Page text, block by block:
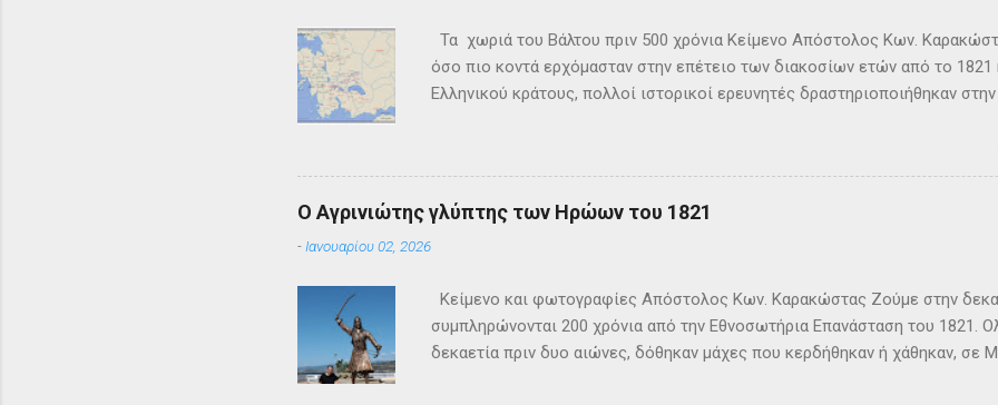
Τα χωριά του Βάλτου πριν 500 χρόνια Κείμενο Απόστολος Κων.
όσο πιο κοντά ερχόμασταν στην επέτειο των διακοσίων ετών από το 1821
Ελληνικού κράτους, πολλοί ιστορικοί ερευνητές δραστηριοποιήθηκαν
κυκλοφορία δεκάδων τόμων. Οι φιλόδοξοι συγγραφείς τους
σκόρπια ντοκουμέντα, παλιές εκδόσεις ελληνικές και ξένες και
παππούδων, να φέρουν στην επιφάνεια περισσότερα στοιχεία για τα
γεγονότα της δεκαετίας του 1820. Η έρευνα τόσο πολλών προσθέτει
καταστροφή. Σε τέσσερα χρόνια την Ηρωική Έξοδο του Μεσολογγίου. Οι
Ο Αγρινιώτης γλύπτης των Ηρώων του 1821
-Ιανουαρίου 02, 2026
Κείμενο και φωτογραφίες Απόστολος Κων. Καρακώστας Ζούμε στην
συμπληρώνονται 200 χρόνια από την Εθνοσωτήρια Επανάσταση του 1821.
δεκαετία πριν δυο αιώνες, δόθηκαν μάχες που κερδήθηκαν ή χάθηκαν, σε